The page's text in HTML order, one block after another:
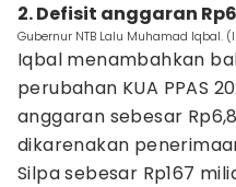
2. Defisit anggaran
Gubernur NTB Lalu Muhamad Iqbal.
Iqbal menambahkan
perubahan KUA PPAS
anggaran sebesar
dikarenakan
Silpa sebesar Rp167